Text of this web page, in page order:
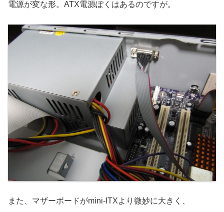
電源が変な形。ATX電源ぽくはあるのですが。
また、マザーボードがmini-ITXより微妙に大きく、